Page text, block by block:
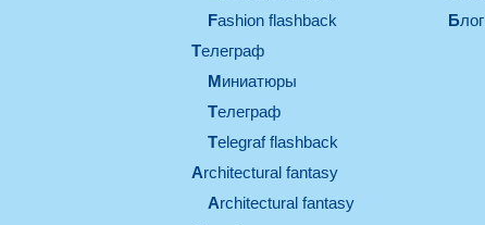
Fashion flashback
телеграф
миниатюры
телеграф
Telegraf flashback
architectural fantasy
architectural fantasy
Блог